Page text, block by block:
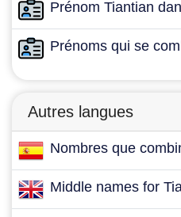
Prénom Tiantian
Prénoms qui se
Autres langues
Nombres que
Middle names for